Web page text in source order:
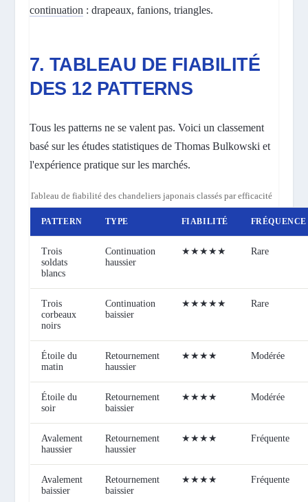
continuation : drapeaux, fanions, triangles.
7. TABLEAU DE FIABILITÉ
DES 12 PATTERNS
Tous les patterns ne se valent pas. Voici un classement
basé sur les études statistiques de Thomas Bulkowski et
l'expérience pratique sur les marchés.
Tableau de fiabilité des chandeliers japonais classés par efficacité
PATTERN TYPE FIABILITÉ FRÉQUENCE
Trois
soldats
blancs
Continuation
haussier
★★★★★ Rare
Trois
corbeaux
noirs
Continuation
baissier
★★★★★ Rare
Étoile du
matin
Retournement
haussier
★★★★ Modérée
Étoile du
soir
Retournement
baissier
★★★★ Modérée
Avalement
haussier
Retournement
haussier
★★★★ Fréquente
Avalement
baissier
Retournement
baissier
★★★★ Fréquente